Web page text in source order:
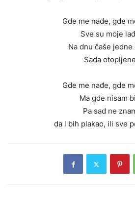
Gde me nađe, gde
Sve su moje
Na dnu čaše jedne
Sada otopljene
Gde me nađe, gde
Ma gde nisam
Pa sad ne
da l bih plakao, ili sve